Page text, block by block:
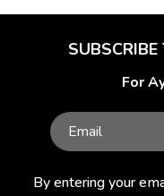
For
By entering your